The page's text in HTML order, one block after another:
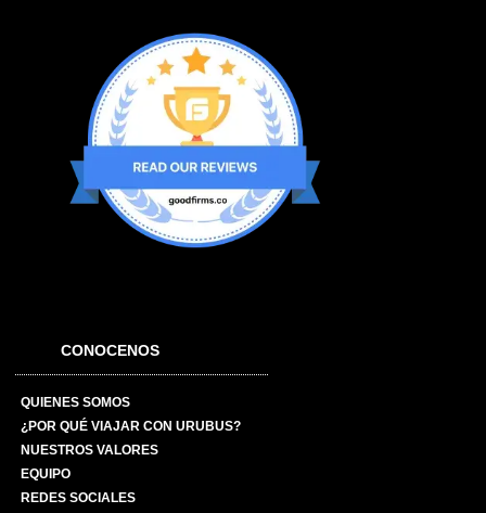
CONOCENOS
QUIENES SOMOS
¿POR QUÉ VIAJAR CON URUBUS?
NUESTROS VALORES
EQUIPO
REDES SOCIALES